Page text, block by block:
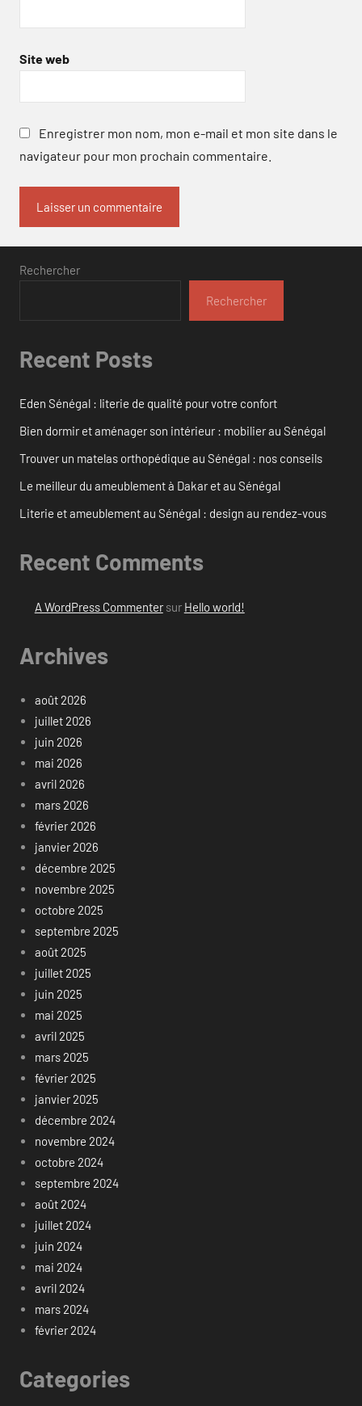
Site web
Enregistrer mon nom, mon e-mail et mon site dans le
navigateur pour mon prochain commentaire.
Rechercher
Rechercher
Recent Posts
Eden Sénégal : literie de qualité pour votre confort
Bien dormir et aménager son intérieur : mobilier au Sénégal
Trouver un matelas orthopédique au Sénégal : nos conseils
Le meilleur du ameublement à Dakar et au Sénégal
Literie et ameublement au Sénégal : design au rendez-vous
Recent Comments
A WordPress Commentersur Hello world!
Archives
août 2026
juillet 2026
juin 2026
mai 2026
avril 2026
mars 2026
février 2026
janvier 2026
décembre 2025
novembre 2025
octobre 2025
septembre 2025
août 2025
juillet 2025
juin 2025
mai 2025
avril 2025
mars 2025
février 2025
janvier 2025
décembre 2024
novembre 2024
octobre 2024
septembre 2024
août 2024
juillet 2024
juin 2024
mai 2024
avril 2024
mars 2024
février 2024
Categories